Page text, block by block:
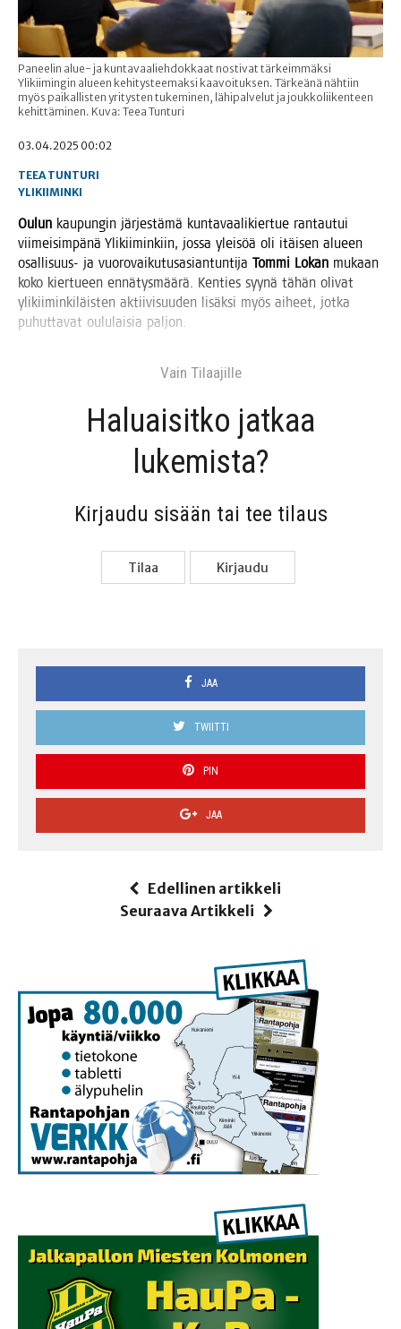
Paneelin alue- ja kuntavaaliehdokkaat nostivat tärkeimmäksi
Ylikiimingin alueen kehitysteemaksi kaavoituksen. Tärkeänä nähtiin
myös paikallisten yritysten tukeminen, lähipalvelut ja joukkoliikenteen
kehittäminen. Kuva: Teea Tunturi
03.04.2025 00:02
TEEA TUNTURI
YLIKIIMINKI
Oulun kau­pun­gin jär­jes­tä­mä kun­ta­vaa­li­kier­tue ran­tau­tui
vii­mei­sim­pä­nä Yli­kii­min­kiin, jos­sa ylei­söä oli itäi­sen alu­een
osal­li­suus- ja vuo­ro­vai­ku­tus­asian­tun­ti­ja Tom­mi Lokan mukaan
koko kier­tu­een ennä­tys­mää­rä. Ken­ties syy­nä tähän oli­vat
yli­kii­min­ki­läis­ten aktii­vi­suu­den lisäk­si myös aiheet, jot­ka
puhut­ta­vat oulu­lai­sia paljon.
Vain Tilaa­jil­le
Haluai­sit­ko jat­kaa
lukemista?
Kir­jau­du sisään tai tee tilaus
Tilaa Kir­jau­du
JAA
TWIITTI
PIN
JAA
Edellinen artikkeli
Seuraava Artikkeli